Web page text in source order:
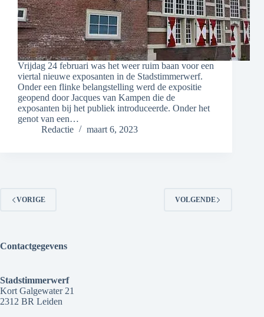
Vrijdag 24 februari was het weer ruim baan voor een
viertal nieuwe exposanten in de Stadstimmerwerf.
Onder een flinke belangstelling werd de expositie
geopend door Jacques van Kampen die de
exposanten bij het publiek introduceerde. Onder het
genot van een…
Redactie
maart 6, 2023
VORIGE VOLGENDE
Contactgegevens
Stadstimmerwerf
Kort Galgewater 21
2312 BR Leiden